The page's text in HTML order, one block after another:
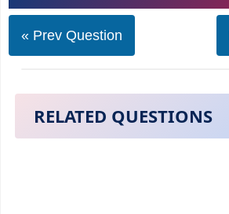
« Prev Question
RELATED QUESTIONS